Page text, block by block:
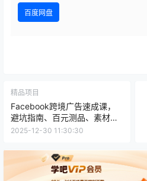
百度网盘
精品项目
Facebook跨境广告速成课，
避坑指南、百元测品、素材制
作，30分钟实战，快速跑通首
2025-12-30 11:30:30